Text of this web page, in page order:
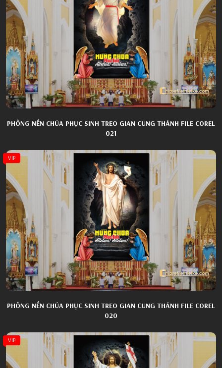
PHÔNG NỀN CHÚA PHỤC SINH TREO GIAN CUNG THÁNH FILE COREL
021
VIP
PHÔNG NỀN CHÚA PHỤC SINH TREO GIAN CUNG THÁNH FILE COREL
020
VIP